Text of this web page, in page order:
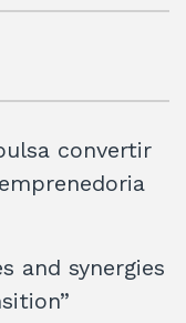
convertir
and synergies